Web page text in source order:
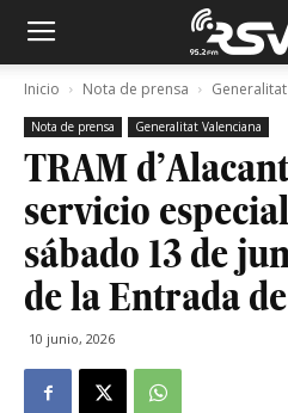
Inicio Nota de prensa
Nota de prensa Generalitat Valenciana
TRAM
servicio
sábado 13 de
de la Entrada
10 junio, 2026